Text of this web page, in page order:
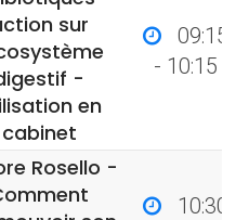
sur
-
en
cabinet
09:15
- 10:15
Rosello -
10:30